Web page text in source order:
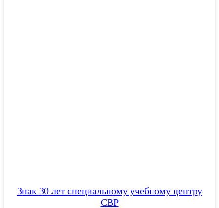
Знак 30 лет специальному учебному центру
СВР